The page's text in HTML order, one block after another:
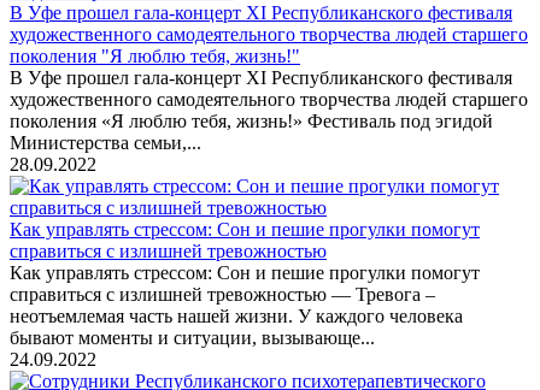
В Уфе прошел гала-концерт XI Республиканского фестиваля
художественного самодеятельного творчества людей старшего
поколения "Я люблю тебя, жизнь!"
В Уфе прошел гала-концерт XI Республиканского фестиваля
художественного самодеятельного творчества людей старшего
поколения «Я люблю тебя, жизнь!» Фестиваль под эгидой
Министерства семьи,...
28.09.2022
Как управлять стрессом: Сон и пешие прогулки помогут
справиться с излишней тревожностью
Как управлять стрессом: Сон и пешие прогулки помогут
справиться с излишней тревожностью — Тревога –
неотъемлемая часть нашей жизни. У каждого человека
бывают моменты и ситуации, вызывающе...
24.09.2022